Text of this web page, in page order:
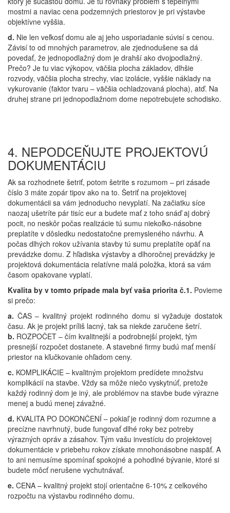
mostmi a naviac cena podzemných priestorov je pri výstavbe
objektívne vyššia.
d. Nie len veľkosť domu ale aj jeho usporiadanie súvisí s cenou.
Závisí to od mnohých parametrov, ale zjednodušene sa dá
povedať, že jednopodlažný dom je drahší ako dvojpodlažný.
Prečo? Je tu viac výkopov, väčšia plocha základov, dlhšie
rozvody, väčšia plocha strechy, viac izolácie, vyššie náklady na
vykurovanie (faktor tvaru – väčšia ochladzovaná plocha), atď. Na
druhej strane pri jednopodlažnom dome nepotrebujete schodisko.
4. NEPODCEŇUJTE PROJEKTOVÚ
DOKUMENTÁCIU
Ak sa rozhodnete šetriť, potom šetrite s rozumom – pri zásade
číslo 3 máte zopár tipov ako na to. Šetriť na projektovej
dokumentácii sa vám jednoducho nevyplatí. Na začiatku síce
naozaj ušetríte pár tisíc eur a budete mať z toho snáď aj dobrý
pocit, no neskôr počas realizácie tú sumu niekoľko-násobne
preplatíte v dôsledku nedostatočne premysleného návrhu. A
počas dlhých rokov užívania stavby tú sumu preplatíte opäť na
prevádzke domu. Z hľadiska výstavby a dlhoročnej prevádzky je
projektová dokumentácia relatívne malá položka, ktorá sa vám
časom opakovane vyplatí.
Kvalita by v tomto prípade mala byť vaša priorita č.1. Povieme
si prečo:
a. ČAS – kvalitný projekt rodinného domu si vyžaduje dostatok
času. Ak je projekt príliš lacný, tak sa niekde zaručene šetrí.
b. ROZPOČET – čím kvalitnejší a podrobnejší projekt, tým
presnejší rozpočet dostanete. A stavebné firmy budú mať menší
priestor na kľučkovanie ohľadom ceny.
c. KOMPLIKÁCIE – kvalitným projektom predídete množstvu
komplikácií na stavbe. Vždy sa môže niečo vyskytnúť, pretože
každý rodinný dom je iný, ale problémov na stavbe bude výrazne
menej a budú menej závažné.
d. KVALITA PO DOKONČENÍ – pokiaľ je rodinný dom rozumne a
precízne navrhnutý, bude fungovať dlhé roky bez potreby
výrazných opráv a zásahov. Tým vašu investíciu do projektovej
dokumentácie v priebehu rokov získate mnohonásobne naspäť. A
to ani nemusíme spomínať spokojné a pohodlné bývanie, ktoré si
budete môcť nerušene vychutnávať.
e. CENA – kvalitný projekt stojí orientačne 6-10% z celkového
rozpočtu na výstavbu rodinného domu.